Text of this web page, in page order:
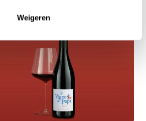
Weigeren